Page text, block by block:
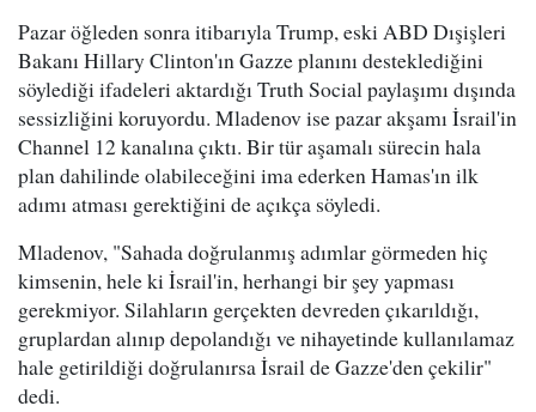
Pazar öğleden sonra itibarıyla Trump, eski ABD Dışişleri
Bakanı Hillary Clinton'ın Gazze planını desteklediğini
söylediği ifadeleri aktardığı Truth Social paylaşımı dışında
sessizliğini koruyordu. Mladenov ise pazar akşamı İsrail'in
Channel 12 kanalına çıktı. Bir tür aşamalı sürecin hala
plan dahilinde olabileceğini ima ederken Hamas'ın ilk
adımı atması gerektiğini de açıkça söyledi.
Mladenov, "Sahada doğrulanmış adımlar görmeden hiç
kimsenin, hele ki İsrail'in, herhangi bir şey yapması
gerekmiyor. Silahların gerçekten devreden çıkarıldığı,
gruplardan alınıp depolandığı ve nihayetinde kullanılamaz
hale getirildiği doğrulanırsa İsrail de Gazze'den çekilir"
dedi.